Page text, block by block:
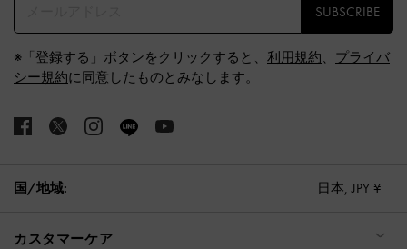
SUBSCRIBE
※「登録する」ボタンをクリックすると、 利用規約、 プライバ
シー規約に同意したものとみなします。
国/地域: 日本, JPY ¥
カスタマーケア